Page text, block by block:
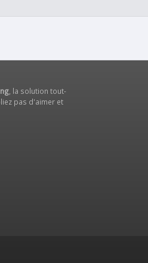
, la solution tout-
pas d'aimer et